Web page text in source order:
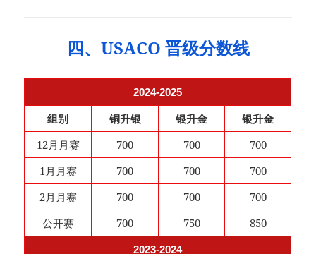
四、USACO 晋级分数线
2024-2025
组别 铜升银 银升金
银升金
12月月赛
700 700
700
1月月赛
700 700
700
2月月赛
700 700
700
公开赛
700 750 850
2023-2024